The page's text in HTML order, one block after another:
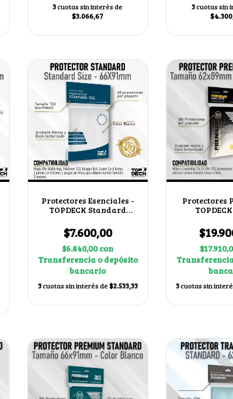
3cuotas sin interés de
$3.066,67
3cuotas sin
Protectores Esenciales -
TOPDECK Standard
$7.600,00
$6.840,00con
Transferencia o depósito
bancario
3cuotas sin interés de$2.533,33
Protectores
3cuotas sin